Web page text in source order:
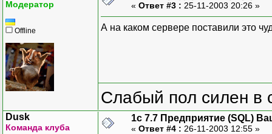
Модератор
Offline
« Ответ #3 : 25-11-2003 20:26 »
А на каком сервере поставили это
Слабый пол силен в
Dusk
Команда клуба
1с 7.7 Предприятие (SQL)
« Ответ #4 : 26-11-2003 12:55 »